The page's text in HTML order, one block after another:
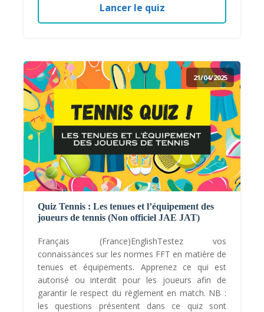
Lancer le quiz
21/04/2025
Quiz Tennis : Les tenues et l’équipement des
joueurs de tennis (Non officiel JAE JAT)
Français (France)EnglishTestez vos
connaissances sur les normes FFT en matière de
tenues et équipements. Apprenez ce qui est
autorisé ou interdit pour les joueurs afin de
garantir le respect du règlement en match. NB :
les questions présentent dans ce quiz sont